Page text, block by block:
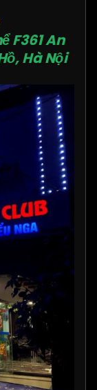
F361 An
Hà Nội